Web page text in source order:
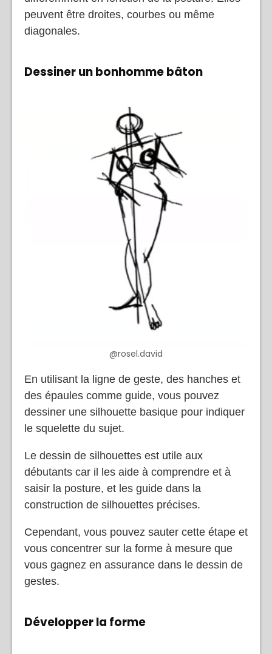
peuvent être droites, courbes ou même
diagonales.
Dessiner un bonhomme bâton
@rosel.david
En utilisant la ligne de geste, des hanches et
des épaules comme guide, vous pouvez
dessiner une silhouette basique pour indiquer
le squelette du sujet.
Le dessin de silhouettes est utile aux
débutants car il les aide à comprendre et à
saisir la posture, et les guide dans la
construction de silhouettes précises.
Cependant, vous pouvez sauter cette étape et
vous concentrer sur la forme à mesure que
vous gagnez en assurance dans le dessin de
gestes.
Développer la forme